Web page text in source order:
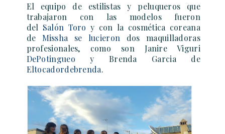
El equipo de estilistas y peluqueros que
trabajaron con las modelos fueron
del Salón Toro y con la cosmética coreana
de Missha se lucieron dos maquilladoras
profesionales, como son Janire Viguri
DePotingueo
y Brenda Garcia de
Eltocadordebrenda.